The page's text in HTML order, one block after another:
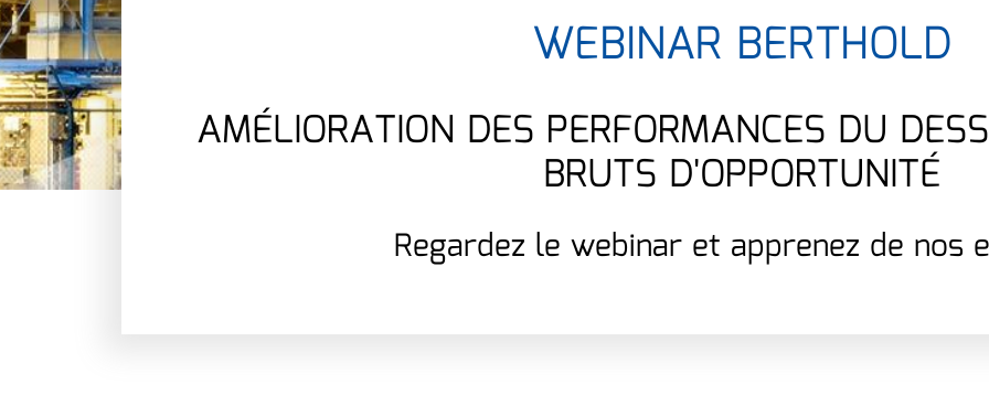
WEBINAR BERTHOLD
AMÉLIORATION DES PERFORMANCES DU
BRUTS D'OPPORTUNITÉ
Regardez le webinar et apprenez de nos